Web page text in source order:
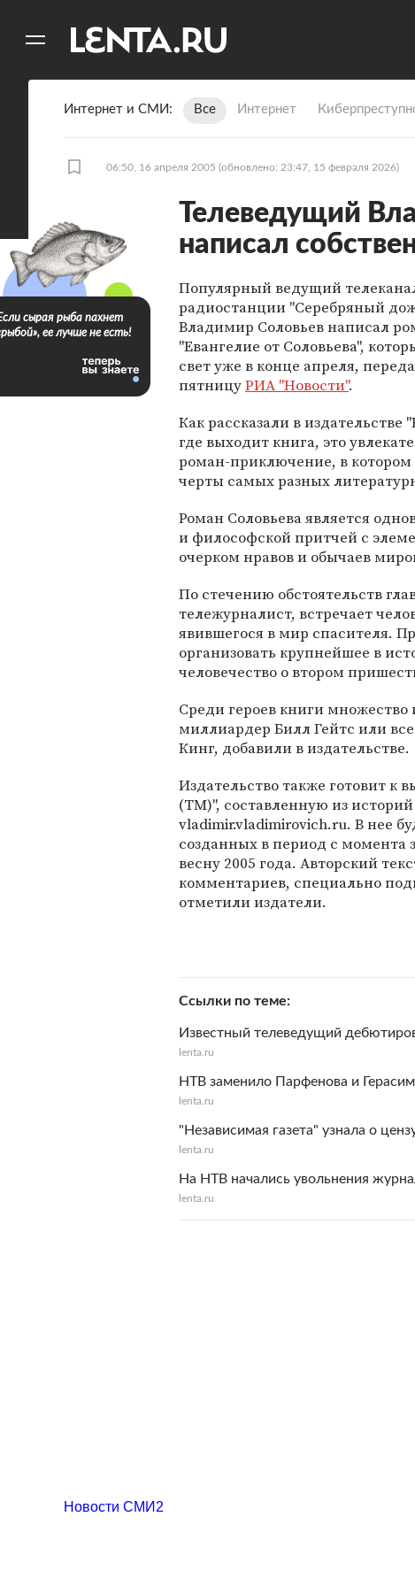
Интернет и СМИ Все Интернет
06:50, 16 апреля 2005 (обновлено: 23:47, 15 февраля 2026)
Телеведущий
написал
Популярный ведущий
радиостанции "Серебряный
Владимир Соловьев написал
"Евангелие от Соловьева",
свет уже в конце апреля,
пятницуРИА "Новости".
Как рассказали в издательстве
где выходит книга, это
роман-приключение, в котором
черты самых разных
Роман Соловьева является
и философской притчей с
очерком нравов и обычаев
По стечению обстоятельств
тележурналист, встречает
явившегося в мир спасителя.
организовать крупнейшее в
человечество о втором
Среди героев книги
миллиардер Билл Гейтс или
Кинг, добавили в издательстве.
Издательство также готовит
(TM)", составленную из
vladimir.vladimirovich.ru. В нее
созданных в период с момента
весну 2005 года. Авторский
комментариев, специально
отметили издатели.
Ссылки по теме
Известный телеведущий
lenta.ru
НТВ заменило Парфенова и
lenta.ru
"Независимая газета" узнала о
lenta.ru
На НТВ начались увольнения
lenta.ru
сырая рыба пахнет
ее лучше не есть!
Новости СМИ2